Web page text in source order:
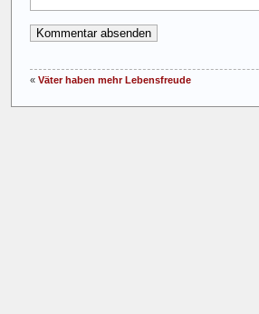
« Väter haben mehr Lebensfreude